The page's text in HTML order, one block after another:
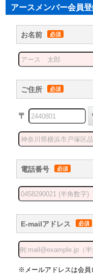
アースメンバー会員
お名前
ご住所
〒
電話番号
E-mailアドレス
※メールアドレスは会員